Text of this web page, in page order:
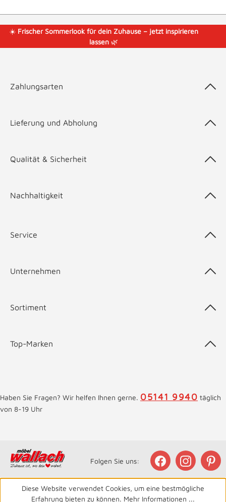
☀️ Frischer Sommerlook für dein Zuhause – jetzt inspirieren
lassen🌿
Zahlungsarten
Lieferung und Abholung
Qualität & Sicherheit
Nachhaltigkeit
Service
Unternehmen
Sortiment
Top-Marken
Haben Sie Fragen? Wir helfen Ihnen gerne. 05141 9940 täglich
von 8-19 Uhr
Folgen Sie uns:
Diese Website verwendet Cookies, um eine bestmögliche
Erfahrung bieten zu können. Mehr Informationen ...